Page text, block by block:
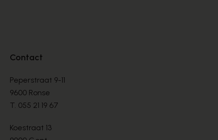
Contact
Peperstraat 9-11
9600 Ronse
T. 055 21 19 67
Koestraat 13